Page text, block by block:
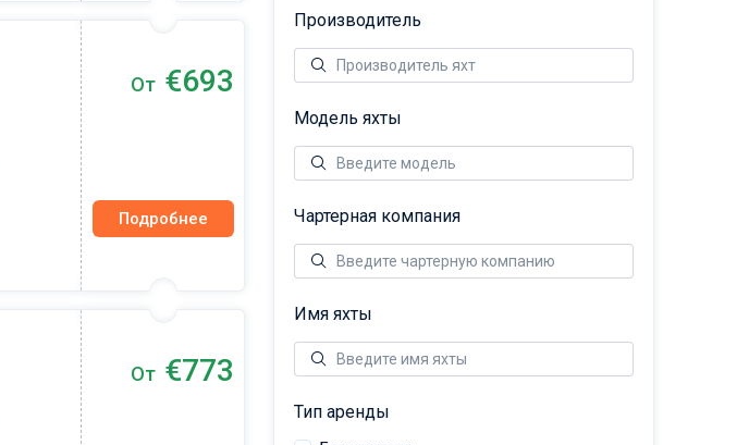
От €693
Подробнее
От €773
Производитель
Модель яхты
Чартерная компания
Имя яхты
Тип аренды